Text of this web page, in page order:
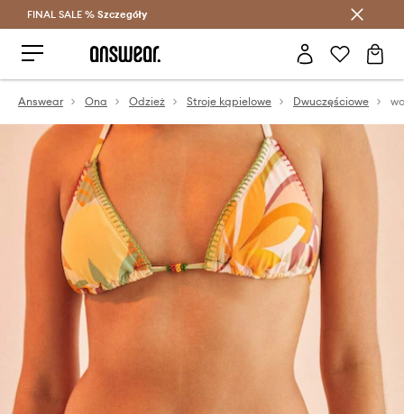
Oszczędzaj z Answear Club >
FINAL SALE % Szczegóły
Answear Ona Odzież Stroje kąpielowe Dwuczęściowe